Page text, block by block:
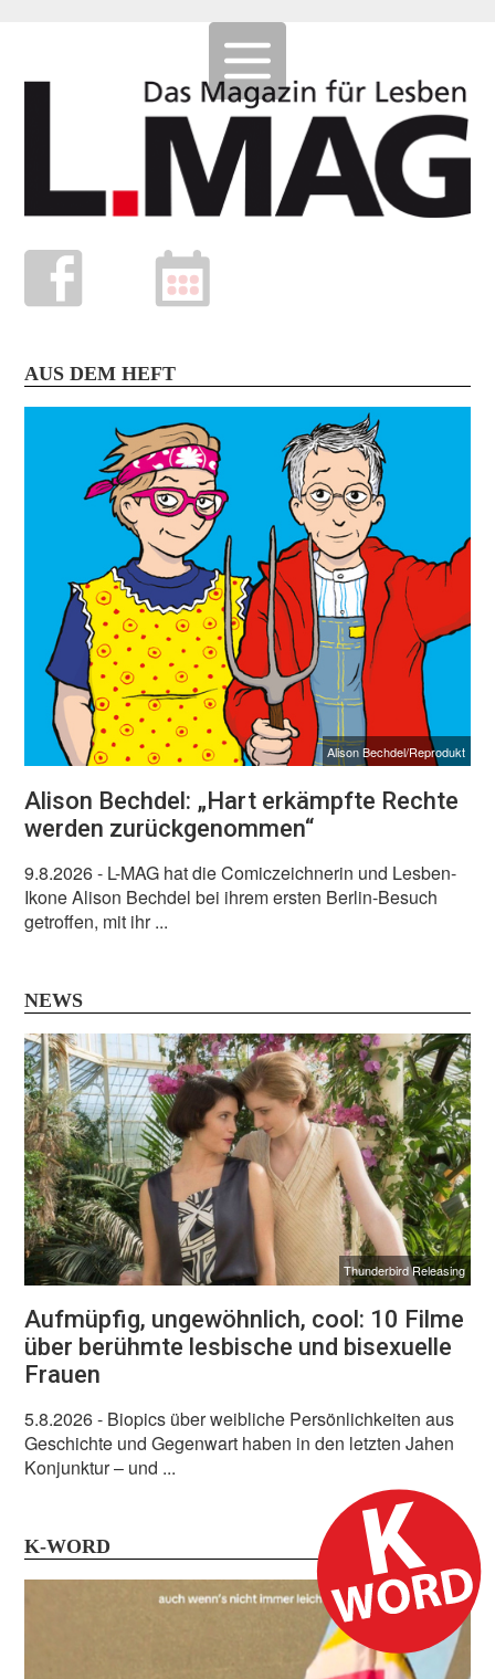
AUS DEM HEFT
Alison Bechdel/Reprodukt
Alison Bechdel: „Hart erkämpfte Rechte
werden zurückgenommen“
9.8.2026- L-MAG hat die Comiczeichnerin und Lesben-
Ikone Alison Bechdel bei ihrem ersten Berlin-Besuch
getroffen, mit ihr ...
NEWS
Thunderbird Releasing
Aufmüpfig, ungewöhnlich, cool: 10 Filme
über berühmte lesbische und bisexuelle
Frauen
5.8.2026- Biopics über weibliche Persönlichkeiten aus
Geschichte und Gegenwart haben in den letzten Jahen
Konjunktur – und ...
K-WORD